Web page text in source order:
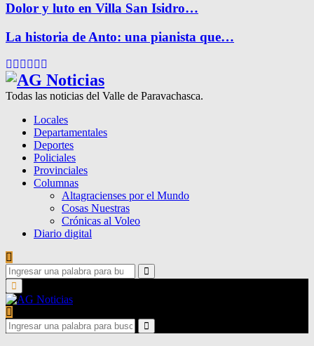
Dolor y luto en Villa San Isidro…
La historia de Anto: una pianista que…
Facebook
Twitter
Instagram
Pinterest
Google
Todas las noticias del Valle de Paravachasca.
Locales
Departamentales
Deportes
Policiales
Provinciales
Columnas
Altagracienses por el Mundo
Cosas Nuestras
Crónicas al Voleo
Diario digital
Search
for:
Search
Primary
Menu
Search
for:
Search